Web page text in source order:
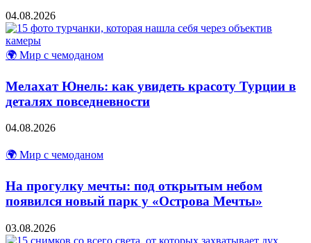
04.08.2026
🌍 Мир с чемоданом
Мелахат Юнель: как увидеть красоту Турции в
деталях повседневности
04.08.2026
🌍 Мир с чемоданом
На прогулку мечты: под открытым небом
появился новый парк у «Острова Мечты»
03.08.2026